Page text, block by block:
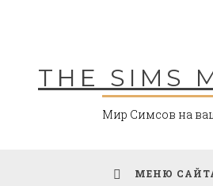
THE SIMS
Мир Симсов на
МЕНЮ